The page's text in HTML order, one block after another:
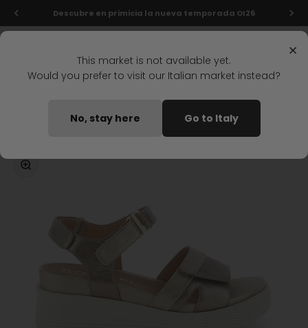
Ir al contenidoDescubre en primicia la nueva temporada OI26
Home SANDALIAS DE CUNA PARKY 26 ORO
Zoom
×
This market is not available yet.
Would you prefer to visit our Italian market instead?
No, stay here Go to Italy